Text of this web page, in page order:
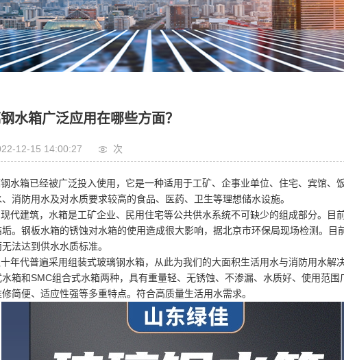
水箱广泛应用在哪些方面？
12-15 14:00:27 次
水箱已经被广泛投入使用，它是一种适用于工矿、企事业单位、住宅、宾馆、
消防用水及对水质要求较高的食品、医药、卫生等理想储水设施。
代建筑，水箱是工矿企业、民用住宅等公共供水系统不可缺少的组成部分。目
。钢板水箱的锈蚀对水箱的使用造成很大影响，据北京市环保局现场检测。
法达到供水水质标准。
年代普遍采用组装式玻璃钢水箱，从此为我们的大面积生活用水与消防用水
箱和SMC组合式水箱两种，具有重量轻、无锈蚀、不渗漏、水质好、使用范围
简便、适应性强等多重特点。符合高质量生活用水需求。